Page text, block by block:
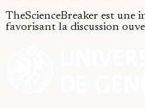
TheScienceBreaker est une
favorisant la discussion